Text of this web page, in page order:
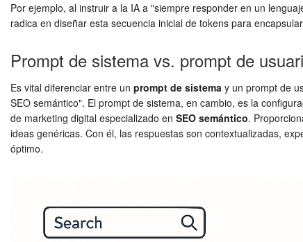
Por ejemplo, al instruir a la IA a "siempre responder en un
radica en diseñar esta secuencia inicial de tokens para
Prompt de sistema vs. prompt de
Es vital diferenciar entre un prompt de sistema y un prompt de
SEO semántico". El prompt de sistema, en cambio, es la
de marketing digital especializado en SEO semántico.
ideas genéricas. Con él, las respuestas son contextualizadas,
óptimo.